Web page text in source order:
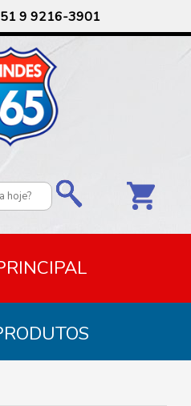
51 9 9216-3901